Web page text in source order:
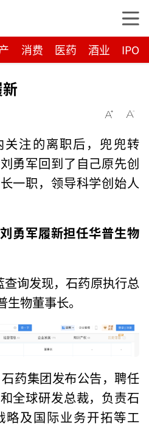
消费 医药 酒业 IPO
关注的离职后，兜兜转
勇军回到了自己原先创
一职，领导科学创始人
勇军履新担任华普生物
询发现，石药原执行总
物董事长。
药集团发布公告，聘任
全球研发总裁，负责石
略及国际业务开拓等工